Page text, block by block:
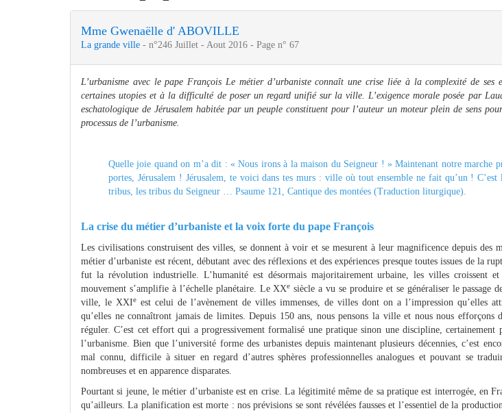
Mme Gwenaëlle d' ABOVILLE
La grande ville - n°246 Juillet - Aout 2016 - Page n° 67
L’urbanisme avec le pape François Le métier d’urbaniste connaît une crise liée à la complexité de
certaines utopies et à la difficulté de poser un regard unifié sur la ville. L’exigence morale posée par
eschatologique de Jérusalem habitée par un peuple constituent pour l’auteur un moteur plein de sens
processus de l’urbanisme.
Quelle joie quand on m’a dit : « Nous irons à la maison du Seigneur ! » Maintenant notre marche
portes, Jérusalem ! Jérusalem, te voici dans tes murs : ville où tout ensemble ne fait qu’un ! C’est
tribus, les tribus du Seigneur … Psaume 121, Cantique des montées (Traduction liturgique).
La crise du métier d’urbaniste et la voix forte du pape François
Les civilisations construisent des villes, se donnent à voir et se mesurent à leur magnificence depuis des
métier d’urbaniste est récent, débutant avec des réflexions et des expériences presque toutes issues de la
fut la révolution industrielle. L’humanité est désormais majoritairement urbaine, les villes croissent
mouvement s’amplifie à l’échelle planétaire. Le XXe siècle a vu se produire et se généraliser le passage
ville, le XXIe est celui de l’avènement de villes immenses, de villes dont on a l’impression qu’elles
qu’elles ne connaîtront jamais de limites. Depuis 150 ans, nous pensons la ville et nous nous efforçons
réguler. C’est cet effort qui a progressivement formalisé une pratique sinon une discipline, certainement
l’urbanisme. Bien que l’université forme des urbanistes depuis maintenant plusieurs décennies, c’est
mal connu, difficile à situer en regard d’autres sphères professionnelles analogues et pouvant se
nombreuses et en apparence disparates.
Pourtant si jeune, le métier d’urbaniste est en crise. La légitimité même de sa pratique est interrogée, en
qu’ailleurs. La planification est morte : nos prévisions se sont révélées fausses et l’essentiel de la